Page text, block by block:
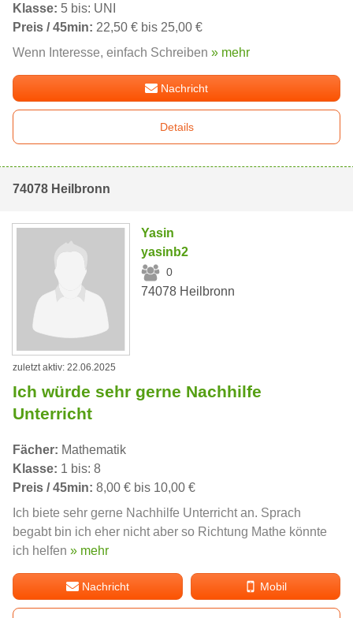
Klasse: 5 bis: UNI
Preis / 45min: 22,50 € bis 25,00 €
Wenn Interesse, einfach Schreiben » mehr
Nachricht
Details
74078 Heilbronn
Yasin
yasinb2
0
74078 Heilbronn
zuletzt aktiv: 22.06.2025
Ich würde sehr gerne Nachhilfe
Unterricht
Fächer: Mathematik
Klasse: 1 bis: 8
Preis / 45min: 8,00 € bis 10,00 €
Ich biete sehr gerne Nachhilfe Unterricht an. Sprach
begabt bin ich eher nicht aber so Richtung Mathe könnte
ich helfen » mehr
Nachricht Mobil